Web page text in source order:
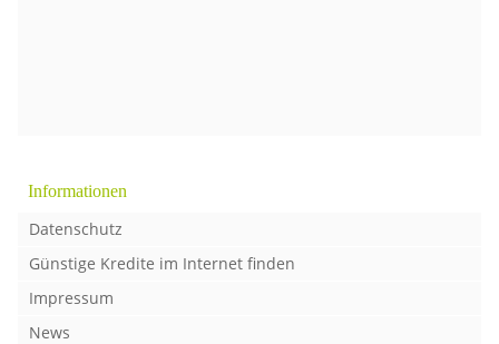
Informationen
Datenschutz
Günstige Kredite im Internet finden
Impressum
News